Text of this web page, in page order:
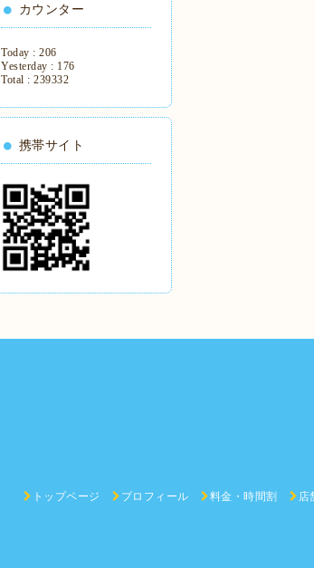
カウンター
Today : 206
Yesterday : 176
Total : 239332
携帯サイト
トップページ プロフィール 料金・時間割 店